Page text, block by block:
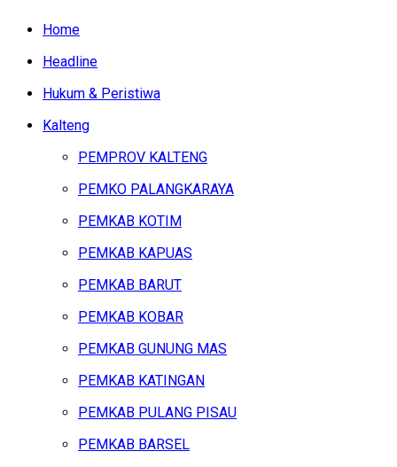
Home
Headline
Hukum & Peristiwa
Kalteng
PEMPROV KALTENG
PEMKO PALANGKARAYA
PEMKAB KOTIM
PEMKAB KAPUAS
PEMKAB BARUT
PEMKAB KOBAR
PEMKAB GUNUNG MAS
PEMKAB KATINGAN
PEMKAB PULANG PISAU
PEMKAB BARSEL